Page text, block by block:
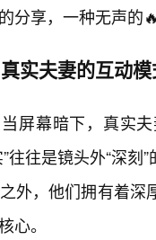
分享，一种无声的
实夫妻的互动
屏幕暗下，真实
往往是镜头外“深
外，他们拥有着
心。